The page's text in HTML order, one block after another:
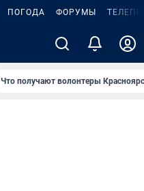
ПОГОДА ФОРУМЫ
Что получают волонтеры